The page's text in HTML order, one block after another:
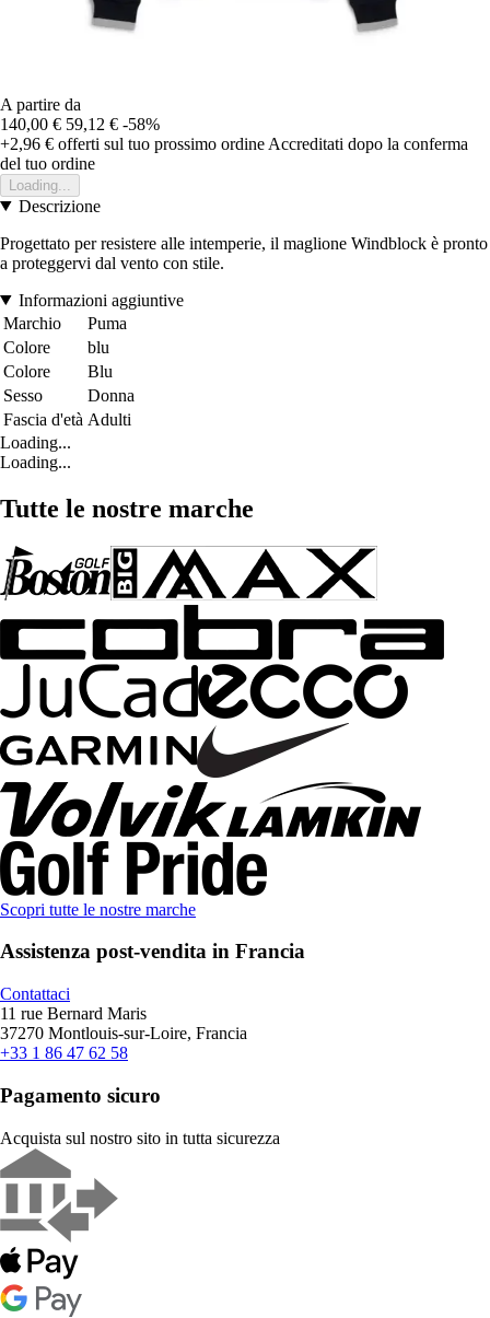
A partire da
140,00 € 59,12 € -58%
+2,96 € offerti sul tuo prossimo ordine Accreditati dopo la conferma
del tuo ordine
Loading...
Descrizione
Progettato per resistere alle intemperie, il maglione Windblock è pronto
a proteggervi dal vento con stile.
Informazioni aggiuntive
Marchio
Puma
Colore
blu
Colore
Blu
Sesso
Donna
Fascia d'età Adulti
Loading...
Loading...
Tutte le nostre marche
Scopri tutte le nostre marche
Assistenza post-vendita in Francia
Contattaci
11 rue Bernard Maris
37270 Montlouis-sur-Loire, Francia
+33 1 86 47 62 58
Pagamento sicuro
Acquista sul nostro sito in tutta sicurezza